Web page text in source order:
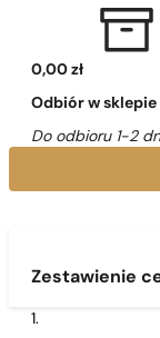
0,00 zł
Odbiór w sklepie
Do odbioru 1-2
Zestawienie